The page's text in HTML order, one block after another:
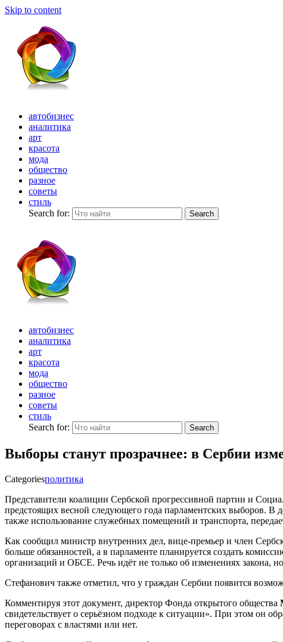
Skip to content
автобизнес
аналитика
арт
красота
мода
общество
разное
советы
стиль
Search for:
Search
автобизнес
аналитика
арт
красота
мода
общество
разное
советы
стиль
Search for:
Search
Выборы станут прозрачнее: в Сербии
Categoriesполитика
Представители коалиции Сербской прогрессивной партии и
предстоящих весной следующего года парламентских выборов. В
также использование служебных помещений и транспорта,
Как сообщил министр внутренних дел, вице-премьер и член
больше обязанностей, а в парламенте планируется создать
организаций и ОБСЕ. Речь идёт не только об изменениях закона,
Стефанович также отметил, что у граждан Сербии появится
Комментируя этот документ, директор Фонда открытого общества
свидетельствует о серьёзном подходе к ситуации». При этом он
переговорах с властями или нет.